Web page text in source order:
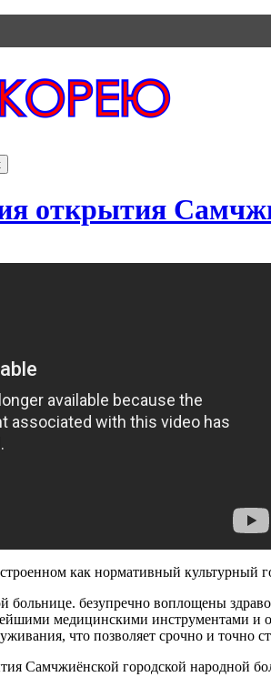
открытия
как нормативный культурный
безупречно воплощены
медицинскими инструментами и
что позволяет срочно и точно
Самчжиёнской городской народной